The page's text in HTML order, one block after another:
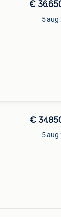
€
5 aug
€
5 aug